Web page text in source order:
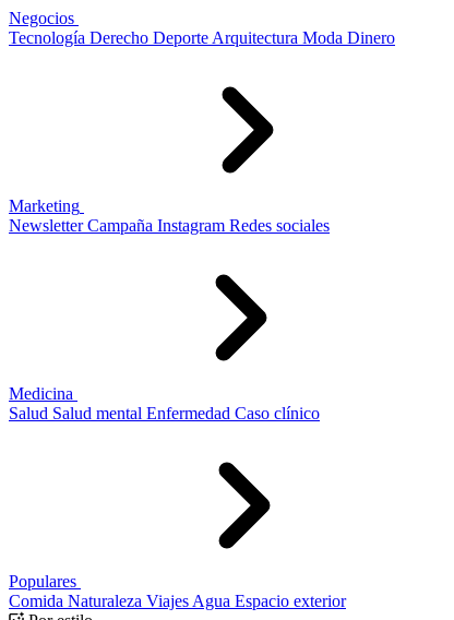
Negocios
Tecnología Derecho Deporte Arquitectura Moda Dinero
Marketing
Newsletter Campaña Instagram Redes sociales
Medicina
Salud Salud mental Enfermedad Caso clínico
Populares
Comida Naturaleza Viajes Agua Espacio exterior